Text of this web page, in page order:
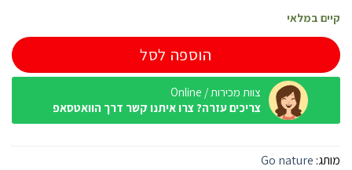
קיים במלאי
הוספה לסל
צוות מכירות / Online
צריכים עזרה? צרו איתנו קשר דרך הוואטסאפ
מותג: Go nature